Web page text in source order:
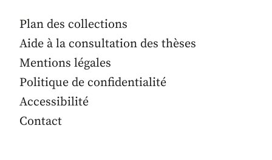
Plan des collections
Aide à la consultation des thèses
Mentions légales
Politique de confidentialité
Accessibilité
Contact